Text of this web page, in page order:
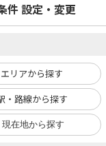
件 設定・変更
エリアから探す
・路線から探す
現在地から探す